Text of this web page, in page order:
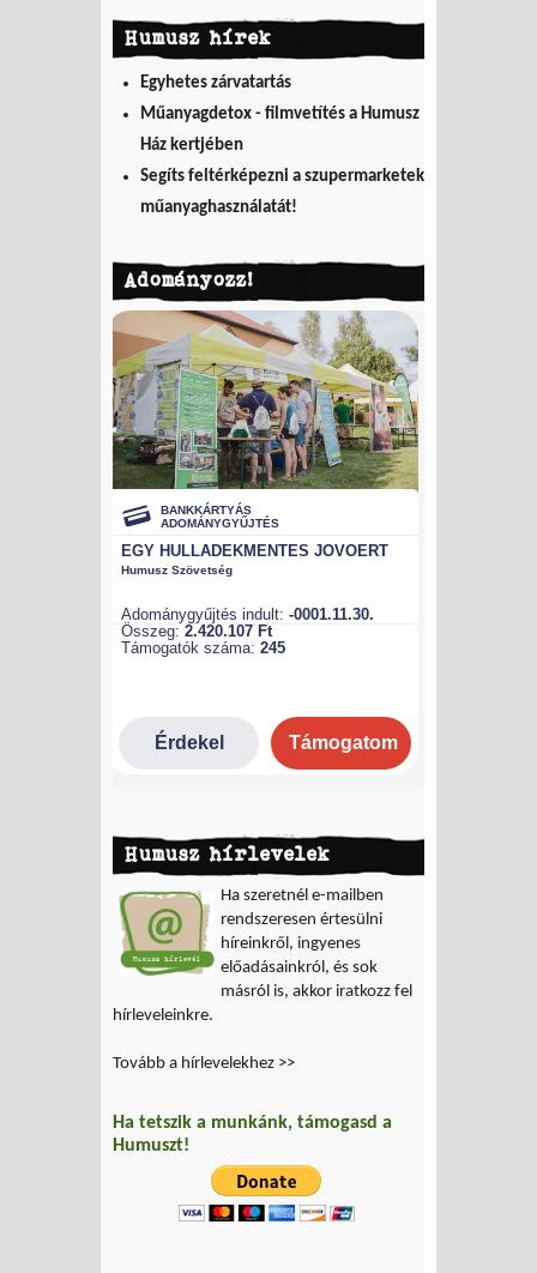
Humusz hírek
Egyhetes zárvatartás
Műanyagdetox - filmvetítés a Humusz
Ház kertjében
Segíts feltérképezni a szupermarketek
műanyaghasználatát!
Adományozz!
Humusz hírlevelek
Ha szeretnél e-mailben
rendszeresen értesülni
híreinkről, ingyenes
előadásainkról, és sok
másról is, akkor iratkozz fel
hírleveleinkre.
Tovább a hírlevelekhez >>
Ha tetszik a munkánk, támogasd a
Humuszt!